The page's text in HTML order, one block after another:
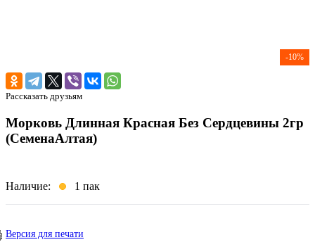
-10%
Рассказать друзьям
Морковь Длинная Красная Без Сердцевины 2гр
(СеменаАлтая)
Наличие: 1 пак
Версия для печати